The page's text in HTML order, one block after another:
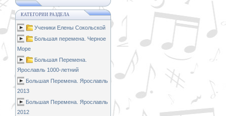
КАТЕГОРИИ РАЗДЕЛА
Ученики Елены Сокольской
Большая перемена. Черное
Море
Большая Перемена.
Ярославль 1000-летний
Большая Перемена. Ярославль
2013
Большая Перемена. Ярославль
2012